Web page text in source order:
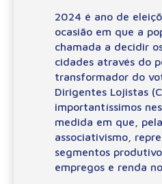
2024 é ano de
ocasião em que a
chamada a decidir
cidades através do
transformador do
Dirigentes Lojistas
importantíssimos
medida em que,
associativismo,
segmentos
empregos e renda